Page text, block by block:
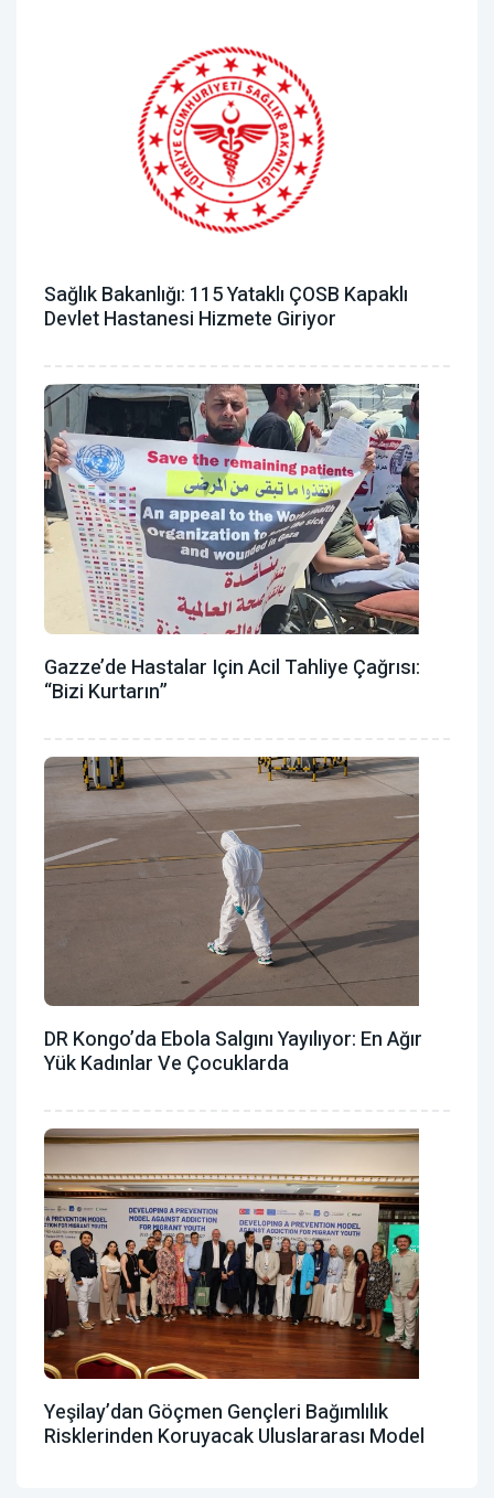
Sağlık Bakanlığı: 115 Yataklı ÇOSB Kapaklı
Devlet Hastanesi Hizmete Giriyor
Gazze’de Hastalar Için Acil Tahliye Çağrısı:
“Bizi Kurtarın”
DR Kongo’da Ebola Salgını Yayılıyor: En Ağır
Yük Kadınlar Ve Çocuklarda
Yeşilay’dan Göçmen Gençleri Bağımlılık
Risklerinden Koruyacak Uluslararası Model